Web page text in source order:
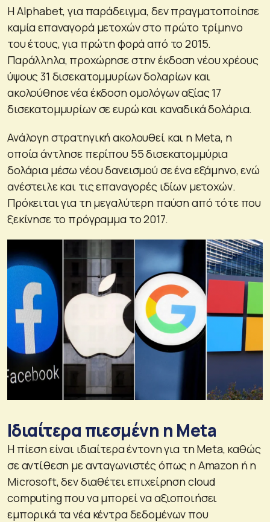
Η Alphabet, για παράδειγμα, δεν πραγματοποίησε
καμία επαναγορά μετοχών στο πρώτο τρίμηνο
του έτους, για πρώτη φορά από το 2015.
Παράλληλα, προχώρησε στην έκδοση νέου χρέους
ύψους 31 δισεκατομμυρίων δολαρίων και
ακολούθησε νέα έκδοση ομολόγων αξίας 17
δισεκατομμυρίων σε ευρώ και καναδικά δολάρια.
Ανάλογη στρατηγική ακολουθεί και η Meta, η
οποία άντλησε περίπου 55 δισεκατομμύρια
δολάρια μέσω νέου δανεισμού σε ένα εξάμηνο, ενώ
ανέστειλε και τις επαναγορές ιδίων μετοχών.
Πρόκειται για τη μεγαλύτερη παύση από τότε που
ξεκίνησε το πρόγραμμα το 2017.
Ιδιαίτερα πιεσμένη η Meta
Η πίεση είναι ιδιαίτερα έντονη για τη Meta, καθώς
σε αντίθεση με ανταγωνιστές όπως η Amazon ή η
Microsoft, δεν διαθέτει επιχείρηση cloud
computing που να μπορεί να αξιοποιήσει
εμπορικά τα νέα κέντρα δεδομένων που